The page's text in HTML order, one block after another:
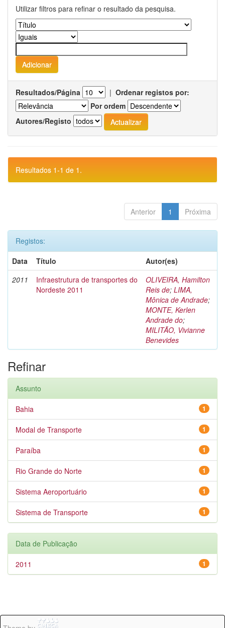
Utilizar filtros para refinar o resultado da pesquisa.
Resultados/Página | Ordenar registos por:
Por ordem
Autores/Registo
Resultados 1-1 de 1.
Anterior 1 Próxima
Registos:
Data
Título
Autor(es)
2011
Infraestrutura de transportes do
Nordeste 2011
OLIVEIRA, Hamilton
Reis de; LIMA,
Mônica de Andrade;
MONTE, Kerlen
Andrade do;
MILITÃO, Vivianne
Benevides
Refinar
Assunto
1
Bahia
1
Modal de Transporte
1
Paraíba
1
Rio Grande do Norte
1
Sistema Aeroportuário
1
Sistema de Transporte
Data de Publicação
1
2011